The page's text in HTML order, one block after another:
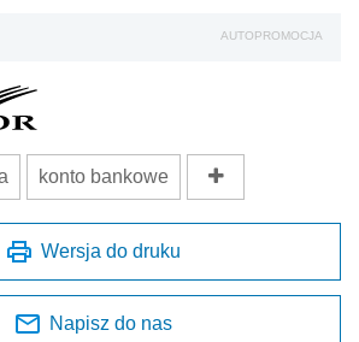
AUTOPROMOCJA
konto bankowe
Wersja do druku
Napisz do nas